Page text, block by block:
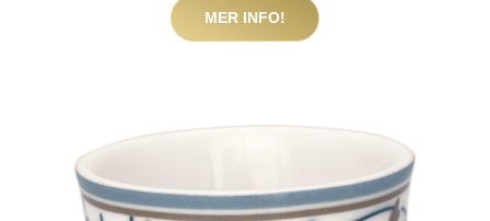
MER INFO!